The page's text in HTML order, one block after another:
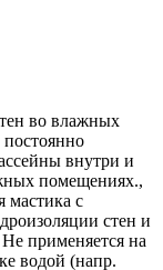
во влажных
внутри и
помещениях.,
мастика с
стен и
применяется на
водой (напр.